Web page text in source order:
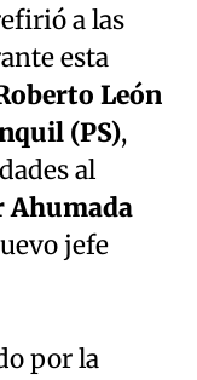
a las
esta
León
(PS),
al
Ahumada
jefe
por la